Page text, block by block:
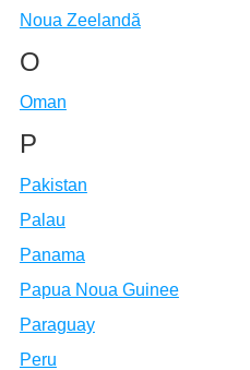
Noua Zeelandă
O
Oman
P
Pakistan
Palau
Panama
Papua Noua Guinee
Paraguay
Peru